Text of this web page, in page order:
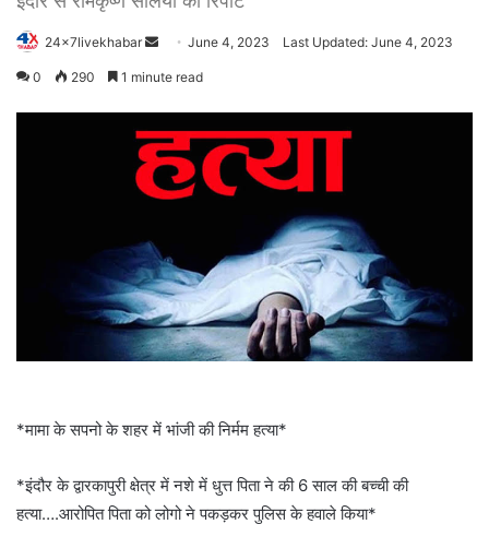
24x7livekhabar
SendJune 4, 2023 Last Updated: June 4, 2023
0 290 1 minute read
*मामा के सपनो के शहर में भांजी की निर्मम हत्या*
*इंदौर के द्वारकापुरी क्षेत्र में नशे में धुत्त पिता ने की 6 साल की बच्ची की
हत्या….आरोपित पिता को लोगो ने पकड़कर पुलिस के हवाले किया*